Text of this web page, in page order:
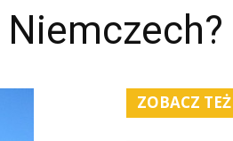
ZOBACZ TEŻ